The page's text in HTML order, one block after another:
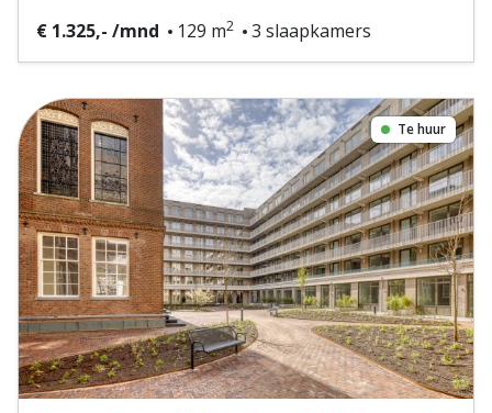
€ 1.325,- /mnd 129 m2 3 slaapkamers
Te huur